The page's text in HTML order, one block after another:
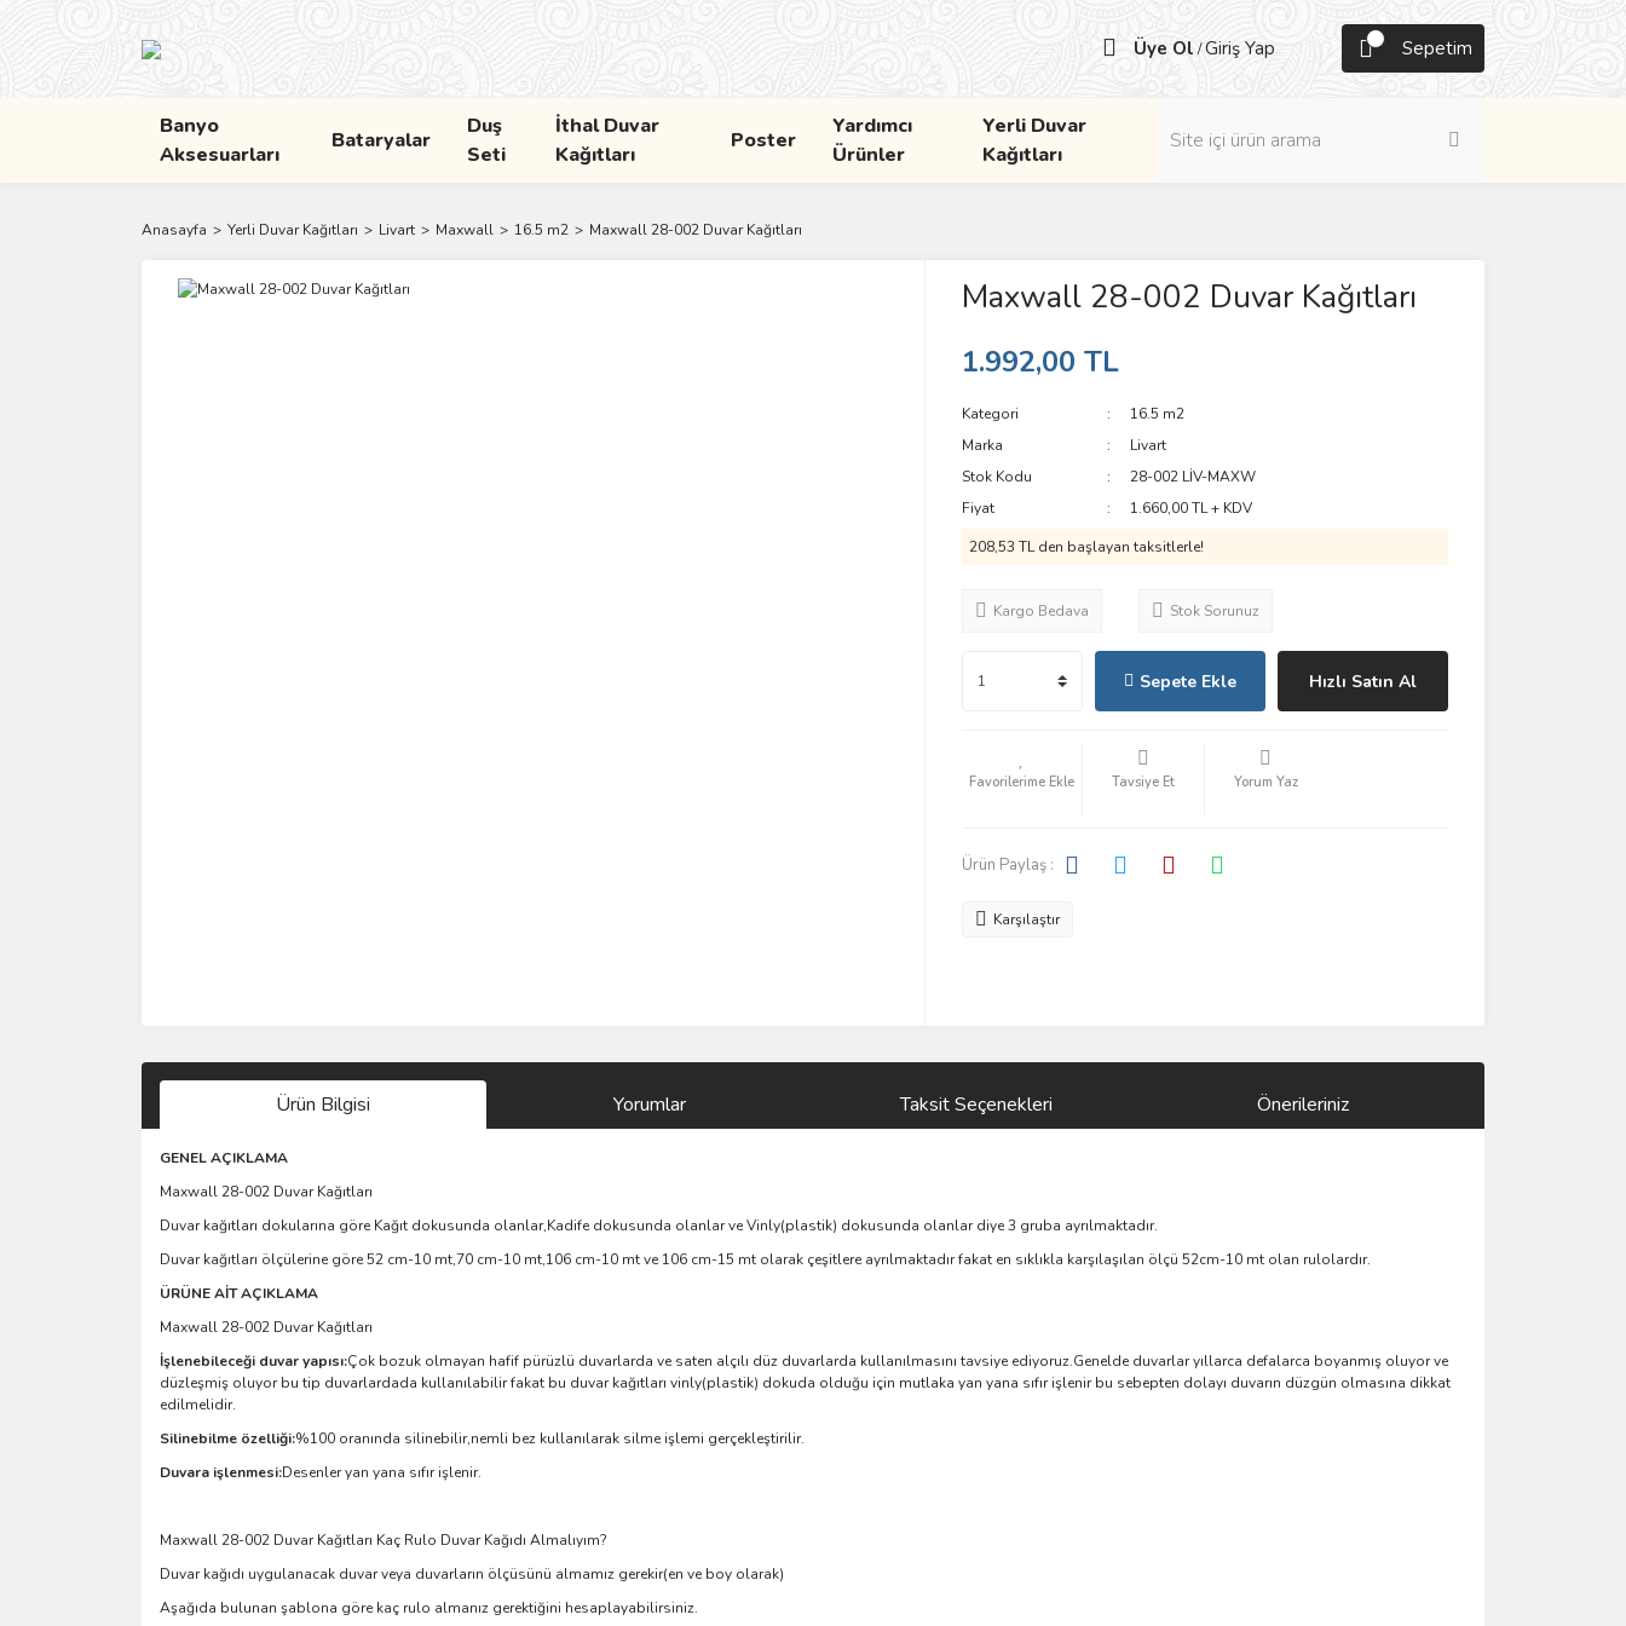
Üye Ol /Giriş Yap Sepetim
Banyo
Aksesuarları
Bataryalar
Duş
Seti
İthal Duvar
Kağıtları
Poster
Yardımcı
Ürünler
Yerli Duvar
Kağıtları
Anasayfa Yerli Duvar Kağıtları Livart Maxwall 16.5 m2 Maxwall 28-002 Duvar Kağıtları
Maxwall 28-002 Duvar Kağıtları
1.992,00 TL
Kategori
16.5 m2
Marka
Livart
Stok Kodu
28-002 LİV-MAXW
Fiyat
1.660,00 TL + KDV
208,53 TL den başlayan taksitlerle!
Kargo Bedava Stok Sorunuz
Sepete Ekle Hızlı Satın Al
Tavsiye Et Yorum Yaz
Ürün Paylaş :
Karşılaştır
Ürün Bilgisi Yorumlar Taksit Seçenekleri Önerileriniz
GENEL AÇIKLAMA
Maxwall 28-002 Duvar Kağıtları
Duvar kağıtları dokularına göre Kağıt dokusunda olanlar,Kadife dokusunda olanlar ve Vinly(plastik) dokusunda olanlar diye 3 gruba ayrılmaktadır.
Duvar kağıtları ölçülerine göre 52 cm-10 mt,70 cm-10 mt,106 cm-10 mt ve 106 cm-15 mt olarak çeşitlere ayrılmaktadır fakat en sıklıkla karşılaşılan ölçü 52cm-10 mt olan rulolardır.
ÜRÜNE AİT AÇIKLAMA
Maxwall 28-002 Duvar Kağıtları
İşlenebileceği duvar yapısı:Çok bozuk olmayan hafif pürüzlü duvarlarda ve saten alçılı düz duvarlarda kullanılmasını tavsiye ediyoruz.Genelde duvarlar yıllarca defalarca boyanmış oluyor ve
düzleşmiş oluyor bu tip duvarlardada kullanılabilir fakat bu duvar kağıtları vinly(plastik) dokuda olduğu için mutlaka yan yana sıfır işlenir bu sebepten dolayı duvarın düzgün olmasına dikkat
edilmelidir.
Silinebilme özelliği:%100 oranında silinebilir,nemli bez kullanılarak silme işlemi gerçekleştirilir.
Duvara işlenmesi:Desenler yan yana sıfır işlenir.
Maxwall 28-002 Duvar Kağıtları Kaç Rulo Duvar Kağıdı Almalıyım?
Duvar kağıdı uygulanacak duvar veya duvarların ölçüsünü almamız gerekir(en ve boy olarak)
Aşağıda bulunan şablona göre kaç rulo almanız gerektiğini hesaplayabilirsiniz.